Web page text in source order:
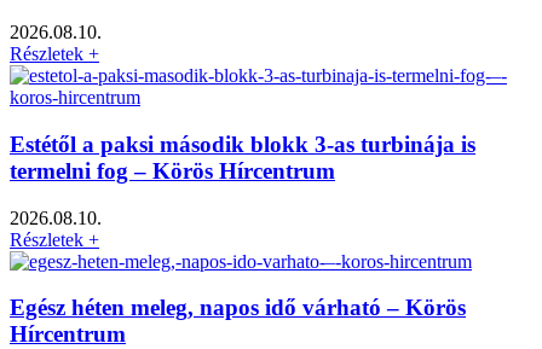
2026.08.10.
Részletek +
Estétől a paksi második blokk 3-as turbinája is
termelni fog – Körös Hírcentrum
2026.08.10.
Részletek +
Egész héten meleg, napos idő várható – Körös
Hírcentrum